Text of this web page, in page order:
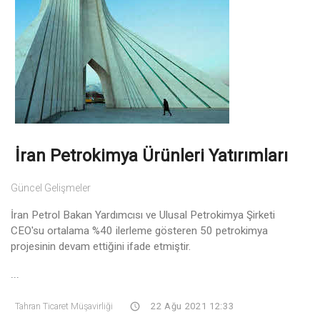
İran Petrokimya Ürünleri Yatırımları
Güncel Gelişmeler
İran Petrol Bakan Yardımcısı ve Ulusal Petrokimya Şirketi
CEO'su ortalama %40 ilerleme gösteren 50 petrokimya
projesinin devam ettiğini ifade etmiştir.
Tahran Ticaret Müşavirliği 22 Ağu 2021 12:33